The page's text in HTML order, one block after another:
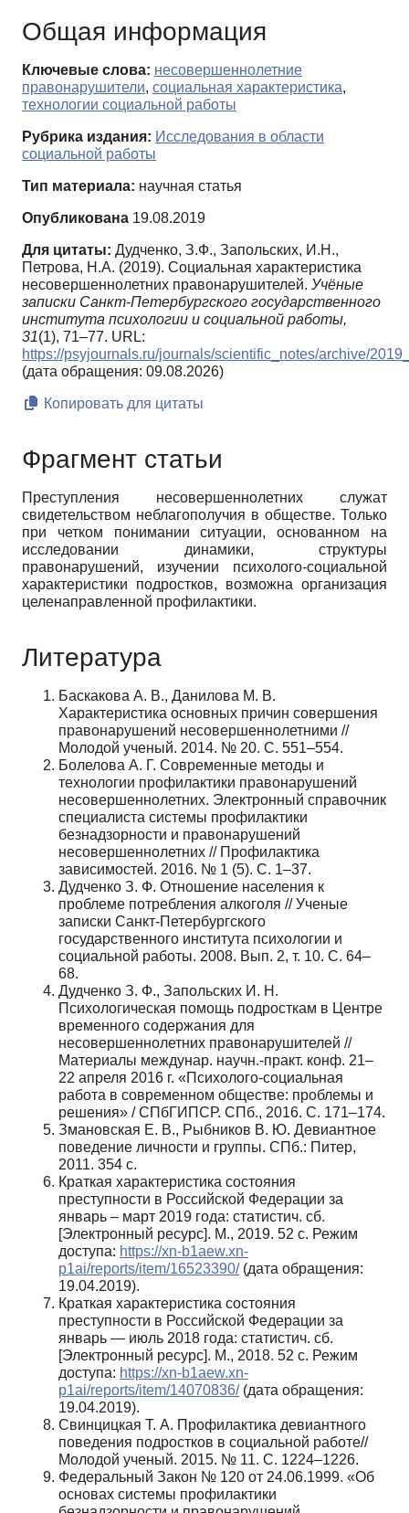
Общая информация
Ключевые слова: несовершеннолетние
правонарушители, социальная характеристика,
технологии социальной работы
Рубрика издания: Исследования в области
социальной работы
Тип материала: научная статья
Опубликована 19.08.2019
Для цитаты: Дудченко, З.Ф., Запольских, И.Н.,
Петрова, Н.А. (2019). Социальная характеристика
несовершеннолетних правонарушителей. Учёные
записки Санкт-Петербургского государственного
института психологии и социальной работы,
31(1), 71–77. URL:
https://psyjournals.ru/journals/scientific_notes/archive/
(дата обращения: 09.08.2026)
Копировать для цитаты
Фрагмент статьи
Преступления несовершеннолетних служат
свидетельством неблагополучия в обществе. Только
при четком понимании ситуации, основанном на
исследовании динамики, структуры
правонарушений, изучении психолого-социальной
характеристики подростков, возможна организация
целенаправленной профилактики.
Литература
Баскакова А. В., Данилова М. В.
Характеристика основных причин совершения
правонарушений несовершеннолетними //
Молодой ученый. 2014. № 20. С. 551–554.
Болелова А. Г. Современные методы и
технологии профилактики правонарушений
несовершеннолетних. Электронный справочник
специалиста системы профилактики
безнадзорности и правонарушений
несовершеннолетних // Профилактика
зависимостей. 2016. № 1 (5). С. 1–37.
Дудченко З. Ф. Отношение населения к
проблеме потребления алкоголя // Ученые
записки Санкт-Петербургского
государственного института психологии и
социальной работы. 2008. Вып. 2, т. 10. С. 64–
68.
Дудченко З. Ф., Запольских И. Н.
Психологическая помощь подросткам в Центре
временного содержания для
несовершеннолетних правонарушителей //
Материалы междунар. научн.-практ. конф. 21–
22 апреля 2016 г. «Психолого-социальная
работа в современном обществе: проблемы и
решения» / СПбГИПСР. СПб., 2016. С. 171–174.
Змановская Е. В., Рыбников В. Ю. Девиантное
поведение личности и группы. СПб.: Питер,
2011. 354 с.
Краткая характеристика состояния
преступности в Российской Федерации за
январь – март 2019 года: статистич. сб.
[Электронный ресурс]. М., 2019. 52 с. Режим
доступа: https://xn-b1aew.xn-
p1ai/reports/item/16523390/(дата обращения:
19.04.2019).
Краткая характеристика состояния
преступности в Российской Федерации за
январь — июль 2018 года: статистич. сб.
[Электронный ресурс]. М., 2018. 52 с. Режим
доступа: https://xn-b1aew.xn-
p1ai/reports/item/14070836/(дата обращения:
19.04.2019).
Свинцицкая Т. А. Профилактика девиантного
поведения подростков в социальной работе//
Молодой ученый. 2015. № 11. С. 1224–1226.
Федеральный Закон № 120 от 24.06.1999. «Об
основах системы профилактики